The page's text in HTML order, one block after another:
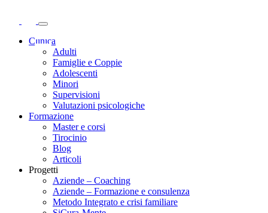
Clinica
Adulti
Famiglie e Coppie
Adolescenti
Minori
Supervisioni
Valutazioni psicologiche
Formazione
Master e corsi
Tirocinio
Blog
Articoli
Progetti
Aziende – Coaching
Aziende – Formazione e consulenza
Metodo Integrato e crisi familiare